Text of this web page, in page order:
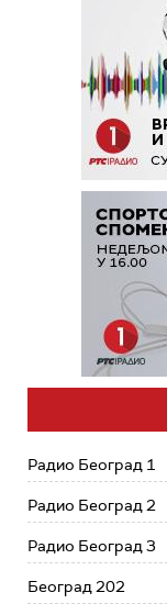
Радио Београд 1
Радио Београд 2
Радио Београд 3
Београд 202